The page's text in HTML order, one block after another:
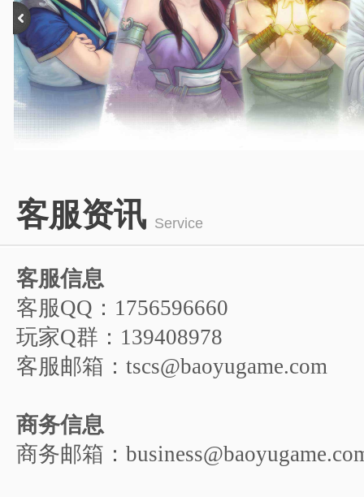
游戏人物
4
5
6
客服资讯 Service
客服信息
客服QQ：1756596660
玩家Q群：139408978
客服邮箱：tscs@baoyugame.com
商务信息
商务邮箱：